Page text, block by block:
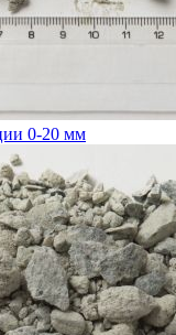
0-20 мм